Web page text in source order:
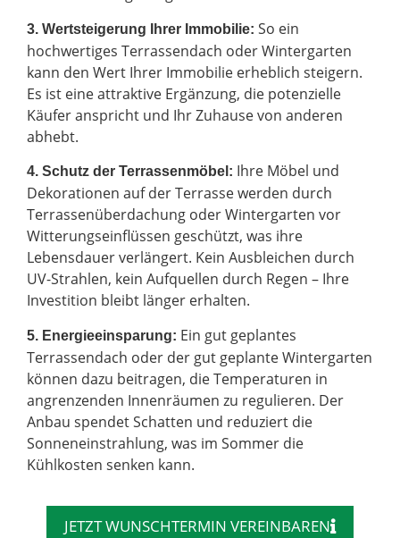
3. Wertsteigerung Ihrer Immobilie: So ein
hochwertiges Terrassendach oder Wintergarten
kann den Wert Ihrer Immobilie erheblich steigern.
Es ist eine attraktive Ergänzung, die potenzielle
Käufer anspricht und Ihr Zuhause von anderen
abhebt.
4. Schutz der Terrassenmöbel: Ihre Möbel und
Dekorationen auf der Terrasse werden durch
Terrassenüberdachung oder Wintergarten vor
Witterungseinflüssen geschützt, was ihre
Lebensdauer verlängert. Kein Ausbleichen durch
UV-Strahlen, kein Aufquellen durch Regen – Ihre
Investition bleibt länger erhalten.
5. Energieeinsparung: Ein gut geplantes
Terrassendach oder der gut geplante Wintergarten
können dazu beitragen, die Temperaturen in
angrenzenden Innenräumen zu regulieren. Der
Anbau spendet Schatten und reduziert die
Sonneneinstrahlung, was im Sommer die
Kühlkosten senken kann.
JETZT WUNSCHTERMIN VEREINBAREN